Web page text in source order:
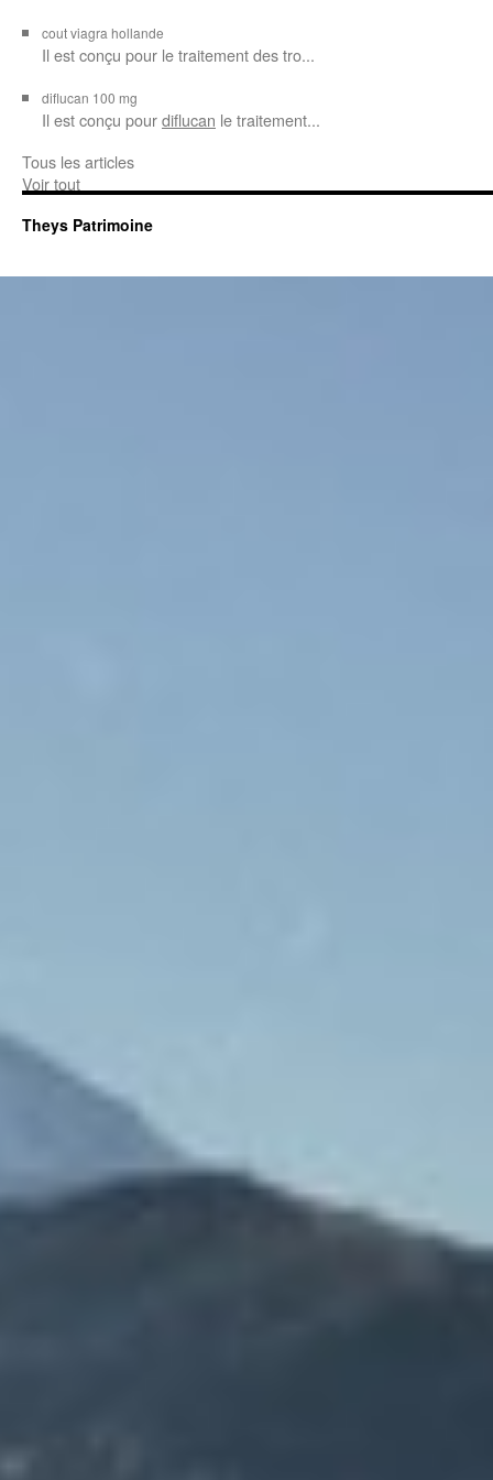
cout viagra hollande
Il est conçu pour le traitement des tro...
diflucan 100 mg
Il est conçu pourdiflucan le traitement...
Tous les articles
Voir tout
Theys Patrimoine